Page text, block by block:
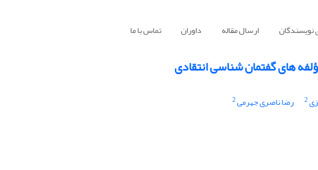
نویسندگان ارسال مقاله داوران تماس با ما
های گفتمان شناسی انتقادی
2 رضا ناصری جهرمی2